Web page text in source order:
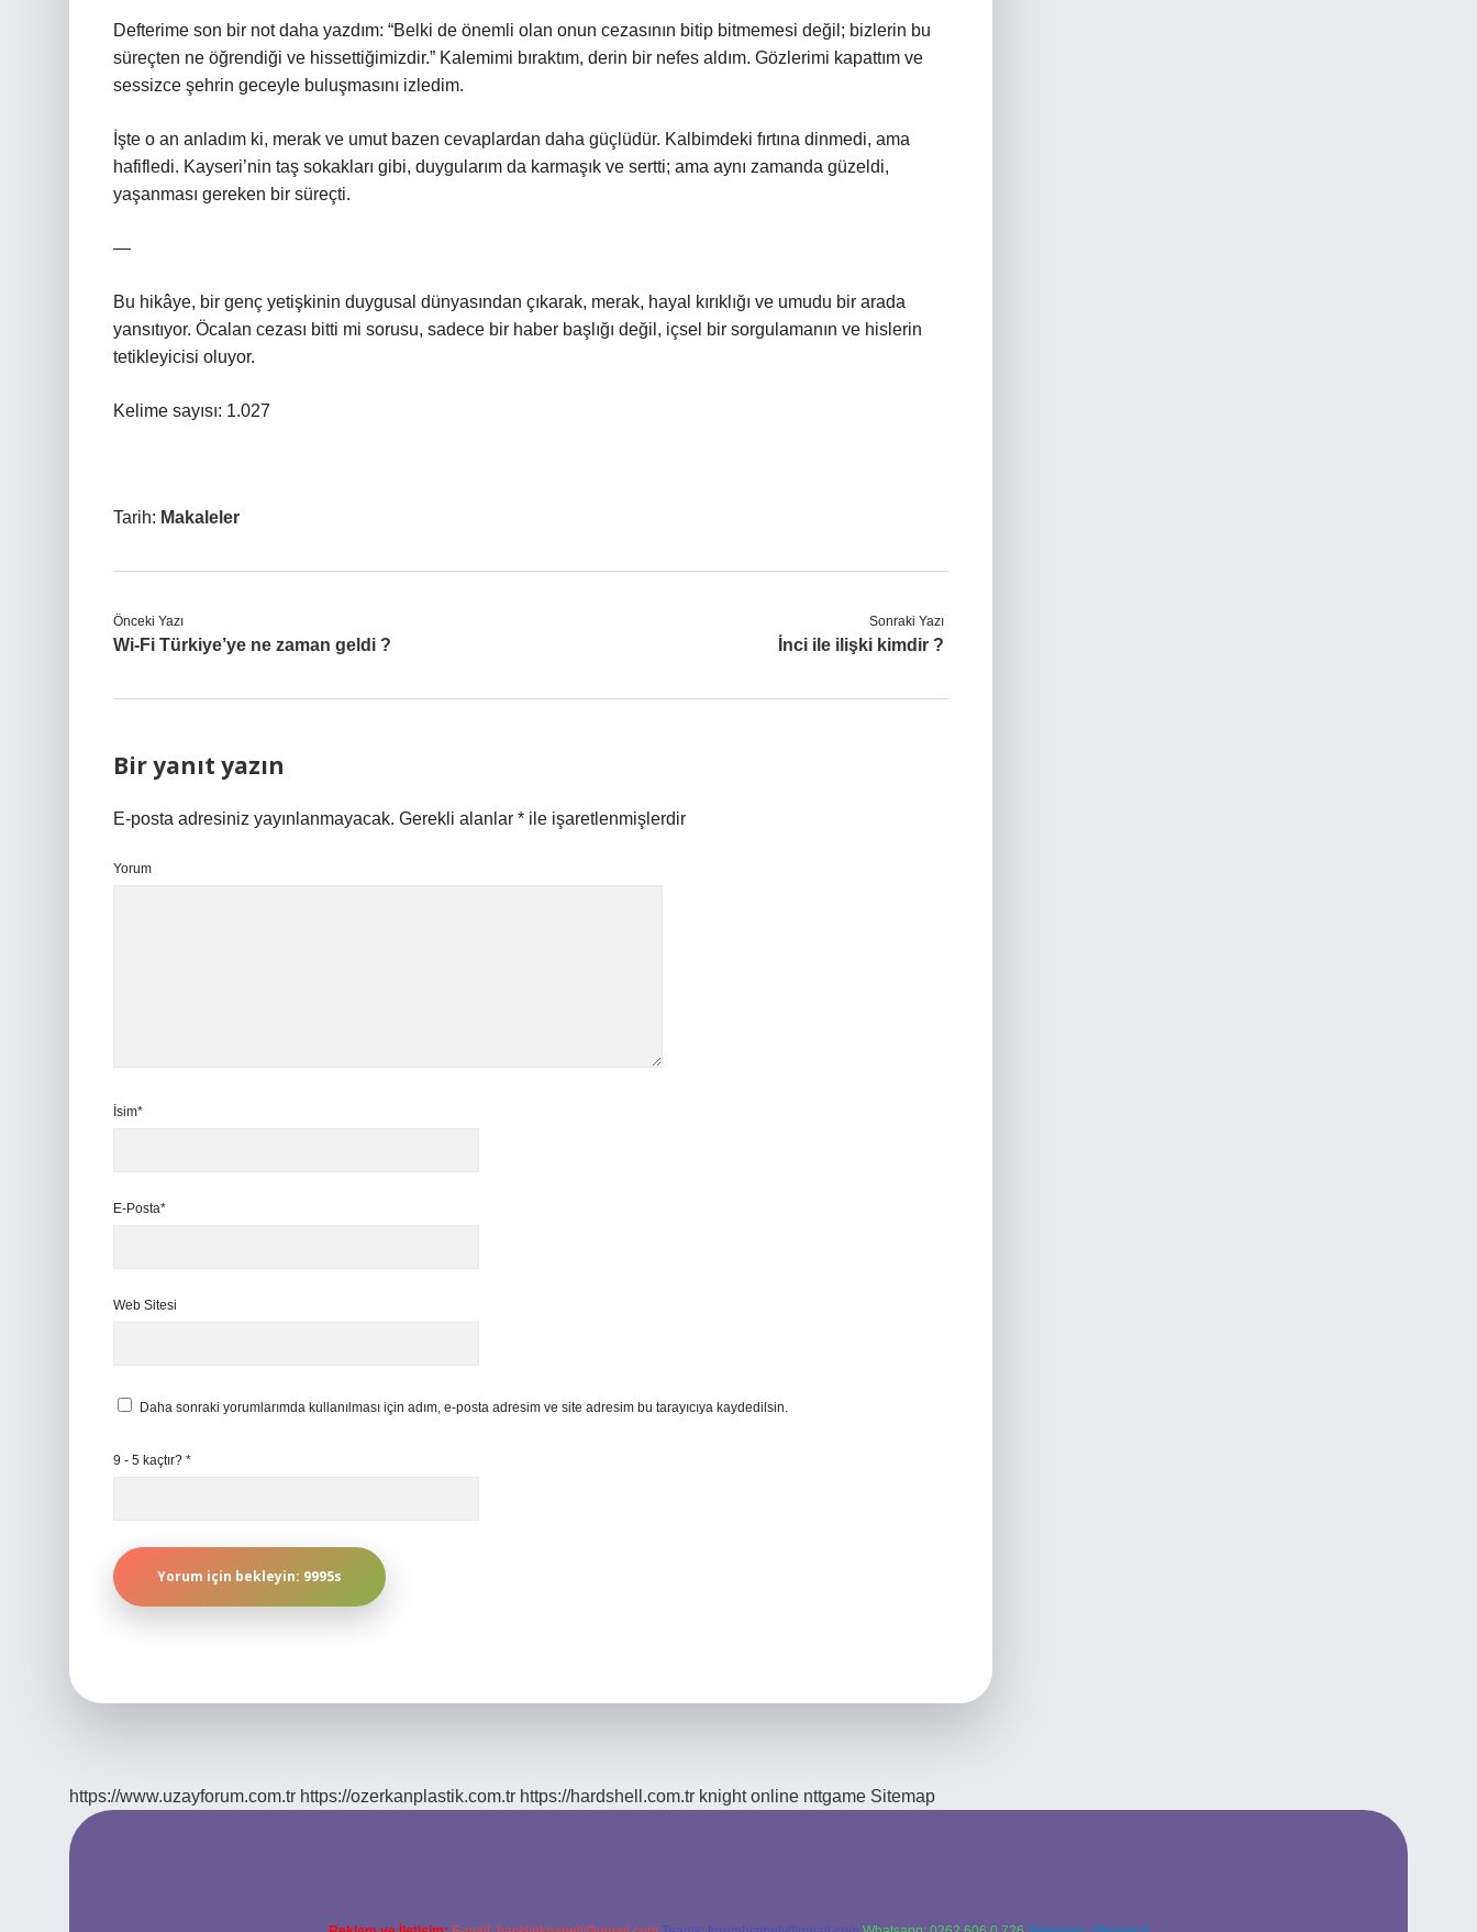
Defterime son bir not daha yazdım: “Belki de önemli olan onun cezasının bitip bitmemesi değil; bizlerin bu
süreçten ne öğrendiği ve hissettiğimizdir.” Kalemimi bıraktım, derin bir nefes aldım. Gözlerimi kapattım ve
sessizce şehrin geceyle buluşmasını izledim.
İşte o an anladım ki, merak ve umut bazen cevaplardan daha güçlüdür. Kalbimdeki fırtına dinmedi, ama
hafifledi. Kayseri’nin taş sokakları gibi, duygularım da karmaşık ve sertti; ama aynı zamanda güzeldi,
yaşanması gereken bir süreçti.
—
Bu hikâye, bir genç yetişkinin duygusal dünyasından çıkarak, merak, hayal kırıklığı ve umudu bir arada
yansıtıyor. Öcalan cezası bitti mi sorusu, sadece bir haber başlığı değil, içsel bir sorgulamanın ve hislerin
tetikleyicisi oluyor.
Kelime sayısı: 1.027
Tarih: Makaleler
Önceki Yazı
Wi-Fi Türkiye’ye ne zaman geldi ?
Sonraki Yazı
İnci ile ilişki kimdir ?
Bir yanıt yazın
E-posta adresiniz yayınlanmayacak. Gerekli alanlar * ile işaretlenmişlerdir
Yorum
İsim*
E-Posta*
Web Sitesi
Daha sonraki yorumlarımda kullanılması için adım, e-posta adresim ve site adresim bu tarayıcıya kaydedilsin.
9 - 5 kaçtır? *
https://www.uzayforum.com.tr https://ozerkanplastik.com.tr https://hardshell.com.tr knight online nttgame Sitemap